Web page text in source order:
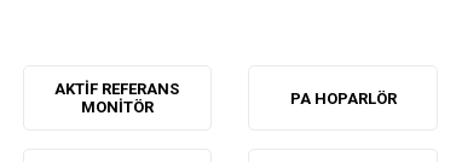
AKTIF REFERANS
MONITÖR
PA HOPARLÖR